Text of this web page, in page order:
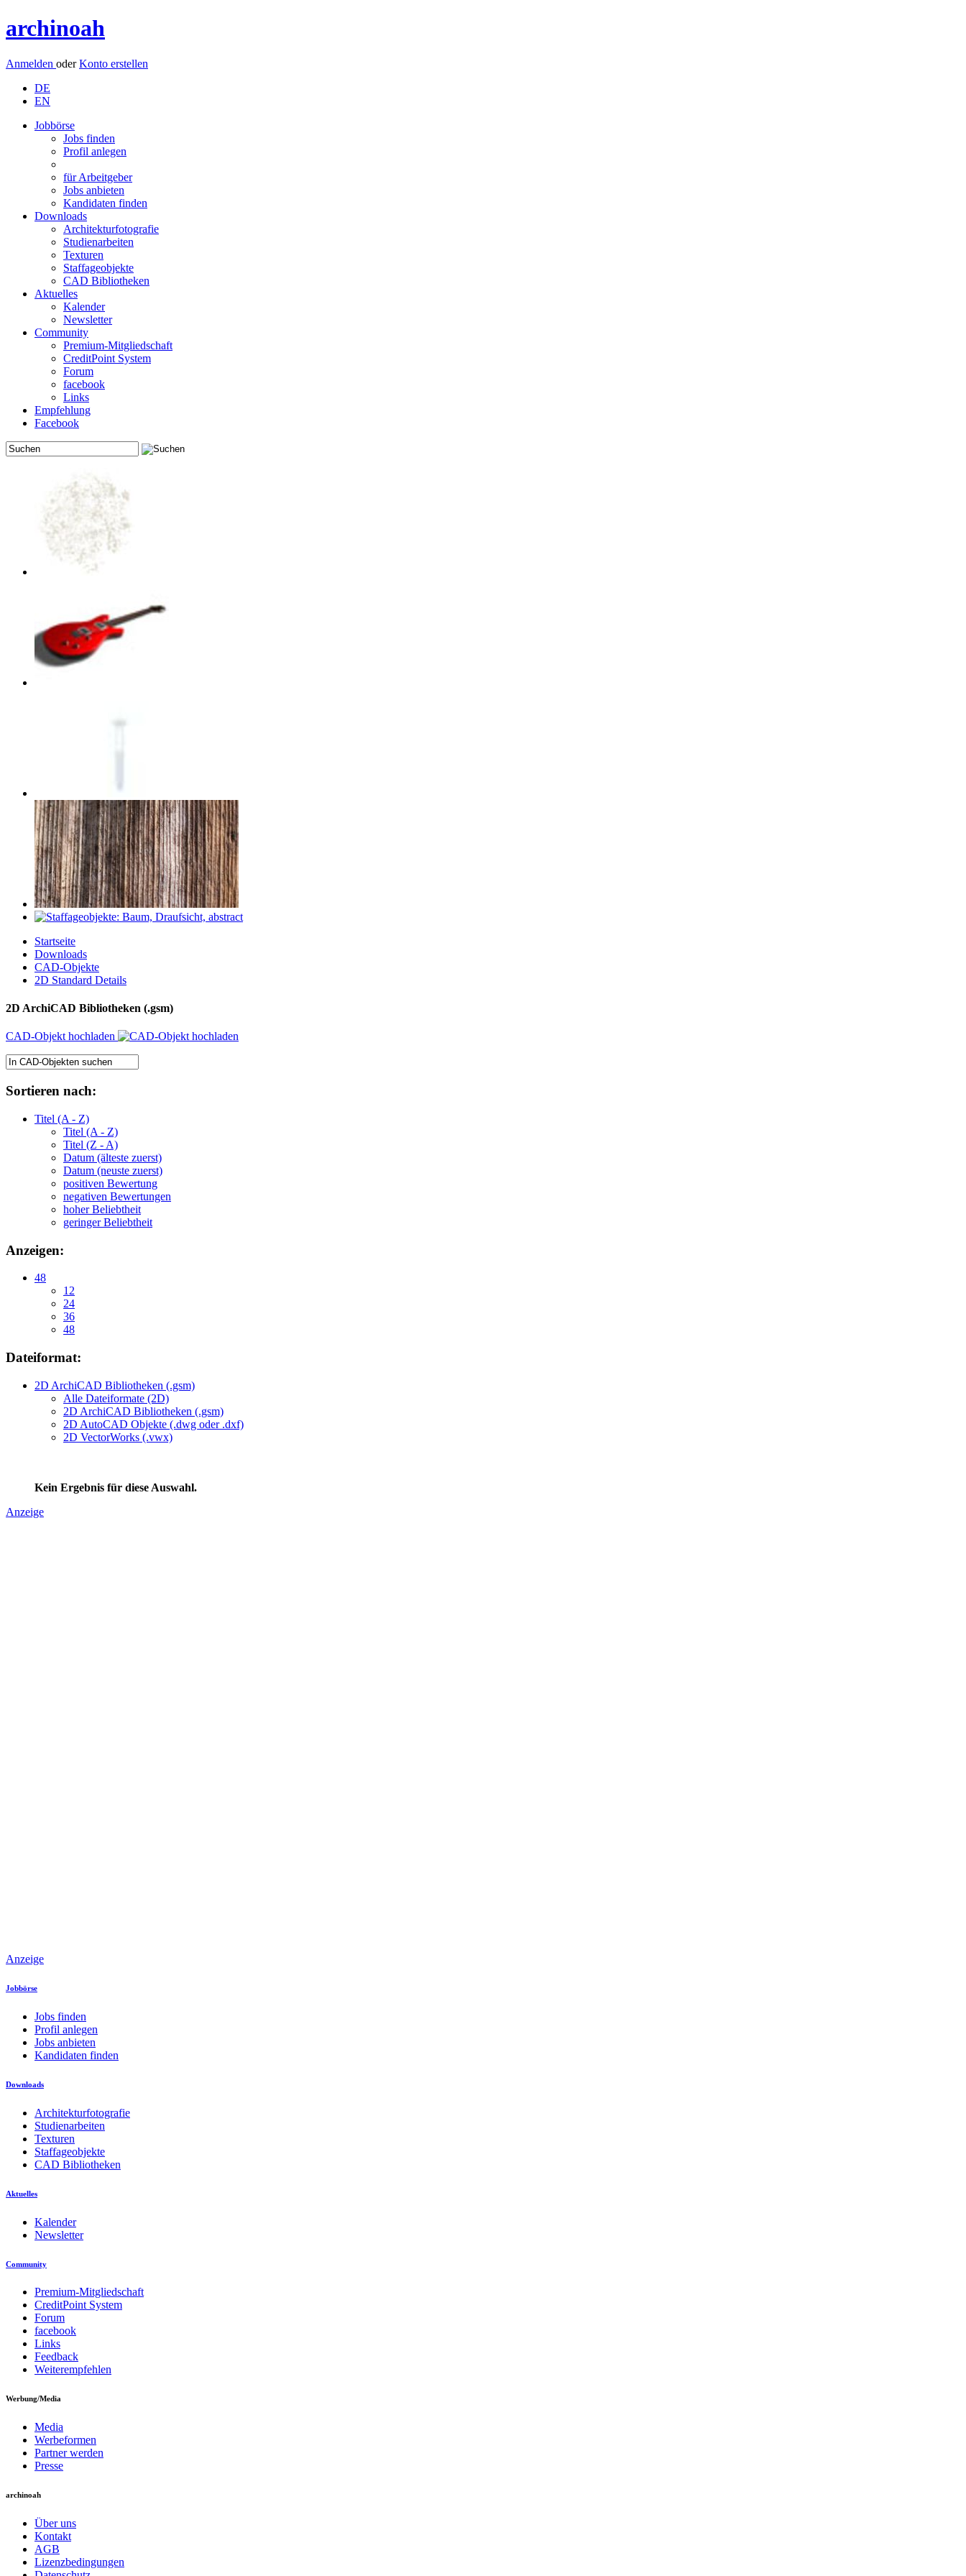
archinoah
Anmelden oderKonto erstellen
DE
EN
Jobbörse
Jobs finden
Profil anlegen
für Arbeitgeber
Jobs anbieten
Kandidaten finden
Downloads
Architekturfotografie
Studienarbeiten
Texturen
Staffageobjekte
CAD Bibliotheken
Aktuelles
Kalender
Newsletter
Community
Premium-Mitgliedschaft
CreditPoint System
Forum
facebook
Links
Empfehlung
Facebook
Startseite
Downloads
CAD-Objekte
2D Standard Details
2D ArchiCAD Bibliotheken (.gsm)
CAD-Objekt hochladen
Sortieren nach:
Titel (A - Z)
Titel (A - Z)
Titel (Z - A)
Datum (älteste zuerst)
Datum (neuste zuerst)
positiven Bewertung
negativen Bewertungen
hoher Beliebtheit
geringer Beliebtheit
Anzeigen:
48
12
24
36
48
Dateiformat:
2D ArchiCAD Bibliotheken (.gsm)
Alle Dateiformate (2D)
2D ArchiCAD Bibliotheken (.gsm)
2D AutoCAD Objekte (.dwg oder .dxf)
2D VectorWorks (.vwx)
Kein Ergebnis für diese Auswahl.
Anzeige
Anzeige
Jobbörse
Jobs finden
Profil anlegen
Jobs anbieten
Kandidaten finden
Downloads
Architekturfotografie
Studienarbeiten
Texturen
Staffageobjekte
CAD Bibliotheken
Aktuelles
Kalender
Newsletter
Community
Premium-Mitgliedschaft
CreditPoint System
Forum
facebook
Links
Feedback
Weiterempfehlen
Werbung/Media
Media
Werbeformen
Partner werden
Presse
archinoah
Über uns
Kontakt
AGB
Lizenzbedingungen